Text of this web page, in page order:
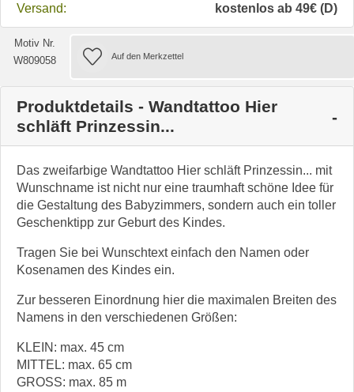
Versand:
kostenlos ab 49€ (D)
Motiv Nr.
W809058
Produktdetails - Wandtattoo Hier
schläft Prinzessin...
Das zweifarbige Wandtattoo Hier schläft Prinzessin... mit
Wunschname ist nicht nur eine traumhaft schöne Idee für
die Gestaltung des Babyzimmers, sondern auch ein toller
Geschenktipp zur Geburt des Kindes.
Tragen Sie bei Wunschtext einfach den Namen oder
Kosenamen des Kindes ein.
Zur besseren Einordnung hier die maximalen Breiten des
Namens in den verschiedenen Größen:
KLEIN: max. 45 cm
MITTEL: max. 65 cm
GROSS: max. 85 m